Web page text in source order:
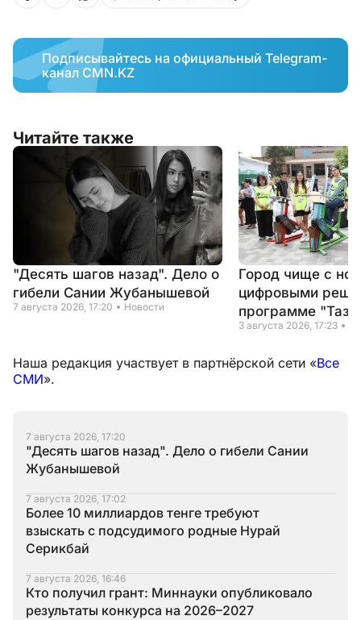
Подписывайтесь на официальный Telegram-
канал CMN.KZ
Читайте также
"Десять шагов назад". Дело о
гибели Сании Жубанышевой
7 августа 2026, 17:20 Новости
Город чище с
цифровыми
программе "Таза
3 августа 2026, 17:23
Наша редакция участвует в партнёрской сети «Все
СМИ».
7 августа 2026, 17:20
"Десять шагов назад". Дело о гибели Сании
Жубанышевой
7 августа 2026, 17:02
Более 10 миллиардов тенге требуют
взыскать с подсудимого родные Нурай
Серикбай
7 августа 2026, 16:46
Кто получил грант: Миннауки опубликовало
результаты конкурса на 2026–2027